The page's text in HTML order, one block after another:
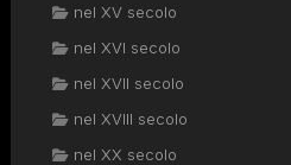
nel XV secolo
nel XVI secolo
nel XVII secolo
nel XVIII secolo
nel XX secolo